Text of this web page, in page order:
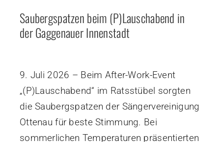
Saubergspatzen beim (P)Lauschabend in
der Gaggenauer Innenstadt
9. Juli 2026 – Beim After-Work-Event
„(P)Lauschabend“ im Ratsstübel sorgten
die Saubergspatzen der Sängervereinigung
Ottenau für beste Stimmung. Bei
sommerlichen Temperaturen präsentierten